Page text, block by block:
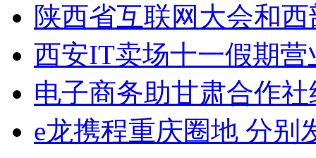
陕西省互联网大会和
西安IT卖场十一假期营
电子商务助甘肃合作
e龙携程重庆圈地 分别